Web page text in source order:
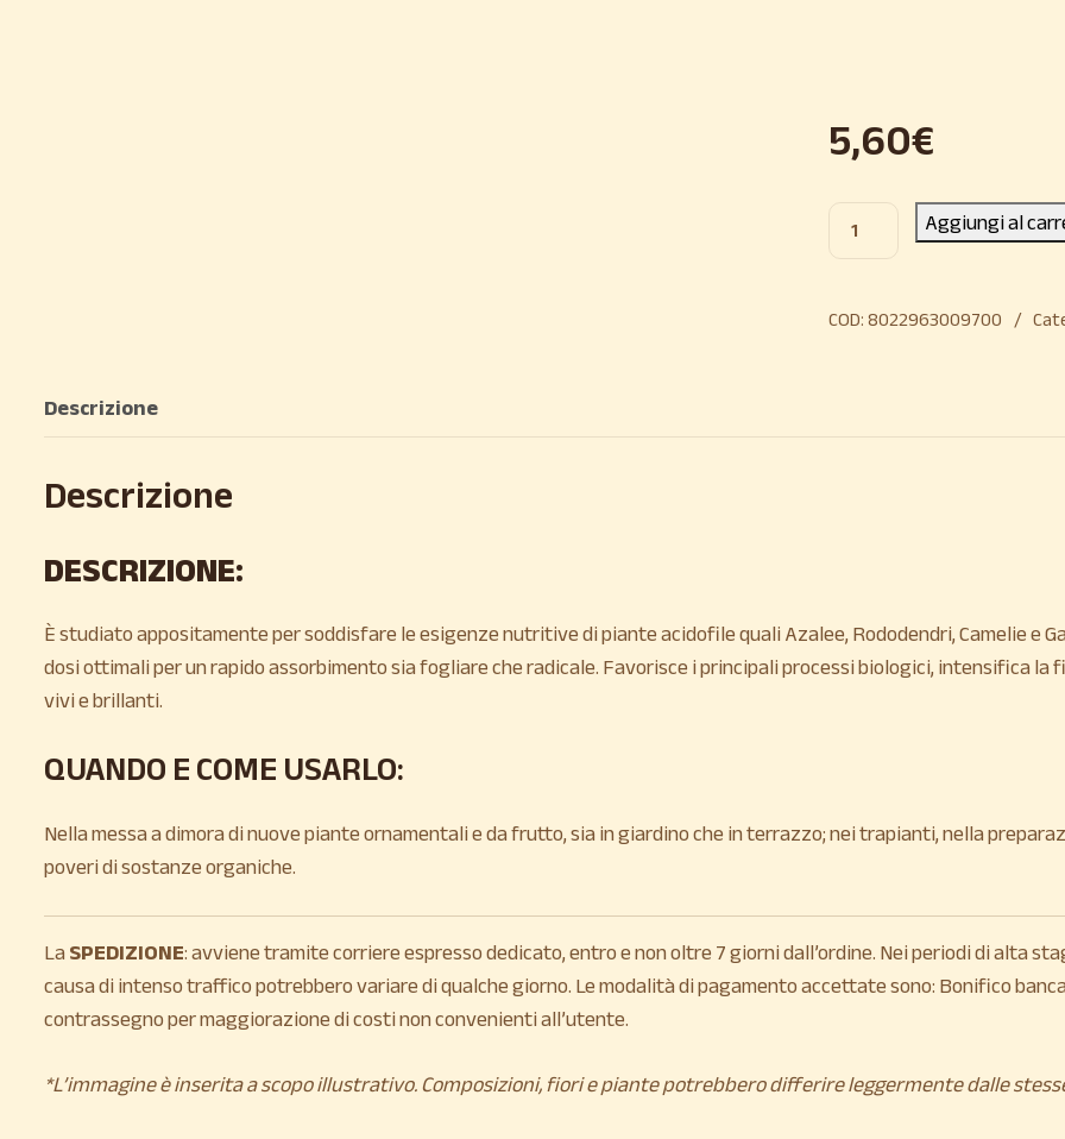
5,60€
Aggiungi al
COD:8022963009700
Descrizione
Descrizione
DESCRIZIONE:
È studiato appositamente per soddisfare le esigenze nutritive di piante acidofile quali Azalee, Rododendri, Camelie e
dosi ottimali per un rapido assorbimento sia fogliare che radicale. Favorisce i principali processi biologici, intensifica
vivi e brillanti.
QUANDO E COME USARLO:
Nella messa a dimora di nuove piante ornamentali e da frutto, sia in giardino che in terrazzo; nei trapianti, nella
poveri di sostanze organiche.
LaSPEDIZIONE: avviene tramite corriere espresso dedicato, entro e non oltre 7 giorni dall’ordine. Nei periodi di alta
causa di intenso traffico potrebbero variare di qualche giorno. Le modalità di pagamento accettate sono: Bonifico
contrassegno per maggiorazione di costi non convenienti all’utente.
*L’immagine è inserita a scopo illustrativo. Composizioni, fiori e piante potrebbero differire leggermente dalle